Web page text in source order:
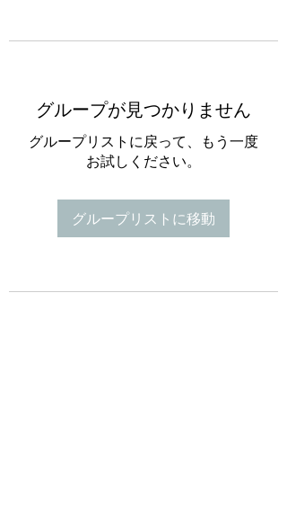
グループが見つかりません
グループリストに戻って、もう一度
お試しください。
グループリストに移動